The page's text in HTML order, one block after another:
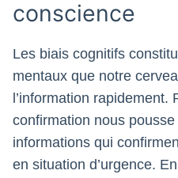
conscience
Les biais cognitifs
mentaux que notre
l’information
confirmation nous
informations qui
en situation d’urgence.